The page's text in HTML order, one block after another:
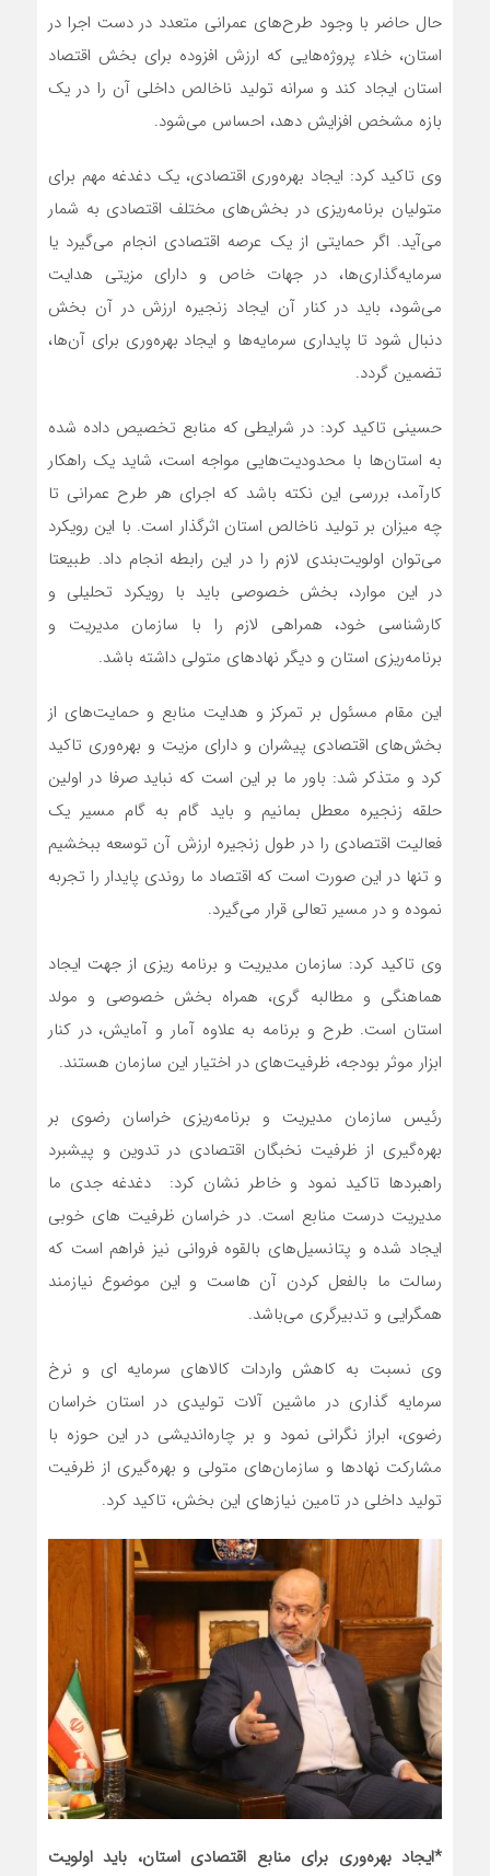
حال حاضر با وجود طرح‌های عمرانی متعدد در دست اجرا در
استان، خلاء پروژه‌هایی که ارزش افزوده برای بخش اقتصاد
استان ایجاد کند و سرانه تولید ناخالص داخلی آن را در یک
بازه مشخص افزایش دهد، احساس می‌شود.
وی تاکید کرد: ایجاد بهره‌وری اقتصادی، یک دغدغه مهم برای
متولیان برنامه‌ریزی در بخش‌های مختلف اقتصادی به شمار
می‌آید. اگر حمایتی از یک عرصه اقتصادی انجام می‌گیرد یا
سرمایه‌گذاری‌ها، در جهات خاص و دارای مزیتی هدایت
می‌شود، باید در کنار آن ایجاد زنجیره ارزش در آن بخش
دنبال شود تا پایداری سرمایه‌‌ها و ایجاد بهره‌وری برای آن‌ها،
تضمین گردد.
حسینی تاکید کرد: در شرایطی که منابع تخصیص داده شده
به استان‌ها با محدودیت‌هایی مواجه است، شاید یک راهکار
کارآمد، بررسی این نکته باشد که اجرای هر طرح عمرانی تا
چه میزان بر تولید ناخالص استان اثرگذار است. با این رویکرد
می‌توان اولویت‌بندی‌ لازم را در این رابطه انجام داد. طبیعتا
در این موارد، بخش خصوصی باید با رویکرد تحلیلی و
کارشناسی خود، همراهی لازم را با سازمان مدیریت و
برنامه‌ریزی استان و دیگر نهادهای متولی داشته باشد.
این مقام مسئول بر تمرکز و هدایت منابع و حمایت‌های از
بخش‌های اقتصادی پیشران و دارای مزیت و بهره‌وری تاکید
کرد و متذکر شد: باور ما بر این است که نباید صرفا در اولین
حلقه زنجیره معطل بمانیم و باید گام به گام مسیر یک
فعالیت اقتصادی را در طول زنجیره ارزش آن توسعه ببخشیم
و تنها در این صورت است که اقتصاد ما روندی پایدار را تجربه
نموده و در مسیر تعالی قرار می‌گیرد.
وی تاکید کرد: سازمان مدیریت و برنامه ریزی از جهت ایجاد
هماهنگی و مطالبه گری، همراه بخش خصوصی و مولد
استان است. طرح و برنامه به علاوه آمار و آمایش، در کنار
ابزار موثر بودجه، ظرفیت‌های در اختیار این سازمان هستند.
رئیس سازمان مدیریت و برنامه‌ریزی خراسان رضوی بر
بهره‌گیری از ظرفیت نخبگان اقتصادی در تدوین و پیشبرد
راهبردها تاکید نمود و خاطر نشان کرد: دغدغه جدی ما
مدیریت درست منابع است. در خراسان ظرفیت های خوبی
ایجاد شده و پتانسیل‌های بالقوه فروانی نیز فراهم است که
رسالت ما بالفعل کردن آن هاست و این موضوع نیازمند
همگرایی و تدبیرگری می‌باشد.
وی نسبت به کاهش واردات کالاهای سرمایه ای و نرخ
سرمایه گذاری در ماشین آلات تولیدی در استان خراسان
رضوی، ابراز نگرانی نمود و بر چاره‌اندیشی در این حوزه با
مشارکت نهادها و سازمان‌های متولی و بهره‌‌گیری از ظرفیت
تولید داخلی در تامین نیازهای این بخش، تاکید کرد.
*ایجاد بهره‌وری برای منابع اقتصادی استان، باید اولویت